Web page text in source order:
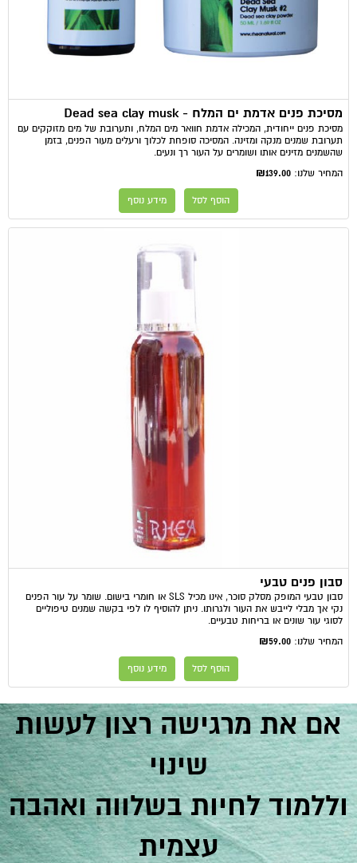
מסיכת פנים אדמת ים המלח - ​Dead sea clay musk
מסיכת פנים ייחודית, המכילה אדמת חוואר מים המלח, ותערובת של מים מזוקקים עם
תערובת שמנים מנקה ומזינה. המסיכה סופחת לכלוך ורעלים מעור הפנים, בזמן
שהשמנים מזינים אותו ושומרים על העור רך ונעים.
המחיר שלנו: ₪139.00
הוסף לסל מידע נוסף
סבון פנים טבעי
סבון טבעי המופק מסלק סוכר, אינו מכיל SLS או חומרי בישום. שומר על עור הפנים
נקי אך מבלי לייבש את העור ולגרותו. ניתן להוסיף לו לפי בקשה שמנים טיפוליים
לסוגי עור שונים או בריחות טבעיים.
המחיר שלנו: ₪59.00
הוסף לסל מידע נוסף
אם את מרגישה רצון לעשות
שינוי
וללמוד לחיות בשלווה ואהבה
עצמית